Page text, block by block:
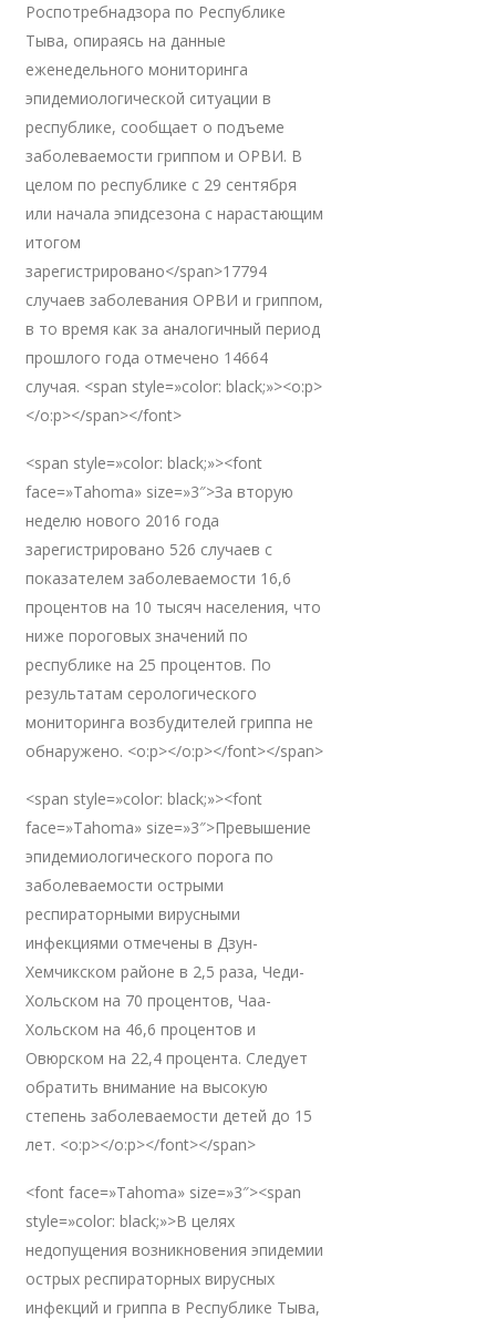
Роспотребнадзора по Республике
Тыва, опираясь на данные
еженедельного мониторинга
эпидемиологической ситуации в
республике, сообщает о подъеме
заболеваемости гриппом и ОРВИ. В
целом по республике с 29 сентября
или начала эпидсезона с нарастающим
итогом
зарегистрировано</span>17794
случаев заболевания ОРВИ и гриппом,
в то время как за аналогичный период
прошлого года отмечено 14664
случая. <span style=»color: black;»><o:p>
</o:p></span></font>
<span style=»color: black;»><font
face=»Tahoma» size=»3″>За вторую
неделю нового 2016 года
зарегистрировано 526 случаев с
показателем заболеваемости 16,6
процентов на 10 тысяч населения, что
ниже пороговых значений по
республике на 25 процентов. По
результатам серологического
мониторинга возбудителей гриппа не
обнаружено. <o:p></o:p></font></span>
<span style=»color: black;»><font
face=»Tahoma» size=»3″>Превышение
эпидемиологического порога по
заболеваемости острыми
респираторными вирусными
инфекциями отмечены в Дзун-
Хемчикском районе в 2,5 раза, Чеди-
Хольском на 70 процентов, Чаа-
Хольском на 46,6 процентов и
Овюрском на 22,4 процента. Следует
обратить внимание на высокую
степень заболеваемости детей до 15
лет. <o:p></o:p></font></span>
<font face=»Tahoma» size=»3″><span
style=»color: black;»>В целях
недопущения возникновения эпидемии
острых респираторных вирусных
инфекций и гриппа в Республике Тыва,